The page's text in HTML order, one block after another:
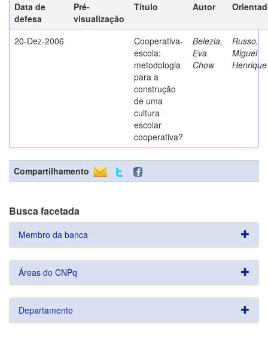
Data de
defesa
Pré-
visualização
Título Autor
20-Dez-2006
Cooperativa-
escola:
metodologia
para a
construção
de uma
cultura
escolar
cooperativa?
Belezia,
Eva
Chow
Russo,
Miguel
Henrique
Compartilhamento
Busca facetada
Membro da banca
Áreas do CNPq
Departamento